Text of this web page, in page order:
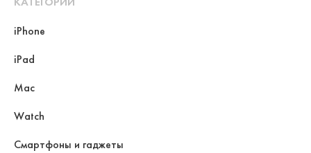
iPhone
iPad
Mac
Watch
Смартфоны и гаджеты